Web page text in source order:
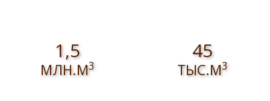
1,5
МЛН.М3
45
ТЫС.М3